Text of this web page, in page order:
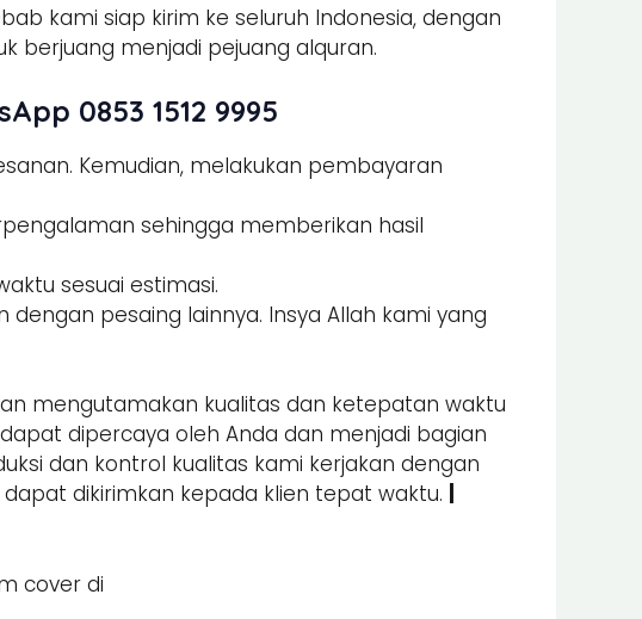
kami siap kirim ke seluruh Indonesia, dengan
berjuang menjadi pejuang alquran.
0853 1512 9995
Kemudian, melakukan pembayaran
sehingga memberikan hasil
sesuai estimasi.
pesaing lainnya. Insya Allah kami yang
mengutamakan kualitas dan ketepatan waktu
dipercaya oleh Anda dan menjadi bagian
dan kontrol kualitas kami kerjakan dengan
dikirimkan kepada klien tepat waktu.